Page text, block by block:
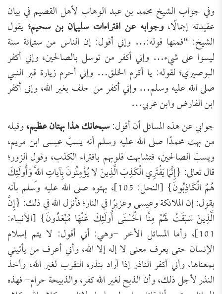
وفي جواب الشيخ محمد بن عبد الوهاب لأهل القصيم في بيان
عقيدته إجمالًا، وجوابه عن افتراءات سليمان بن سحيم؛ يقول
الشيخ: “فمنها قوله:… وإني أقول: إن الناس من ستمائة سنة
ليسوا على شيء… وإني أكفر من توسل بالصالحين، وإني أكفر
البوصيري؛ لقوله: يا أكرم الخلق… وإني أحرم زيارة قبر النبي
صلى الله عليه وسلم… وإني أكفر من حلف بغير الله، وإني أكفر
ابن الفارض وابن عربي…
جوابي عن هذه المسائل أن أقول:سبحانك هذا بهتان عظيم،وقبله
من بهت محمدًا صلى الله عليه وسلم أنه يسبّ عيسى ابن مريم،
ويسبّ الصالحين، فتشابهت قلوبهم بافتراء الكذب، وقول الزور؛
قال تعالى: {إِنَّمَا يَفْتَرِي الْكَذِبَ الَّذِينَ لا يُؤْمِنُونَ بِآياتِ اللَّهِ وَأُولَئِكَ
هُمُ الْكَاذِبُونَ} [النحل: 105]، بهتوه صلى الله عليه وسلم بأنه
يقول: إن الملائكة وعيسى وعزيرًا في النار؛ فأنزل الله في ذلك: {إِنَّ
الَّذِينَ سَبَقَتْ لَهُمْ مِنَّا الْحُسْنَى أُولَئِكَ عَنْهَا مُبْعَدُونَ} [الأنبياء:
101]، وأما المسائل الأخر -وهي: أني أقول: لا يتم إسلام
الإنسان حتى يعرف معنى لا إله إلا الله، وأني أعرف من يأتيني
بمعناها، وأني أكفر الناذر إذا أراد بنذره التقرب لغير الله، وأخذ
النذر لأجل ذلك، وأن الذبح لغير الله كفر، والذبيحة حرام- فهذه